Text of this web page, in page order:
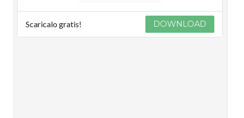
Scaricalo gratis! DOWNLOAD